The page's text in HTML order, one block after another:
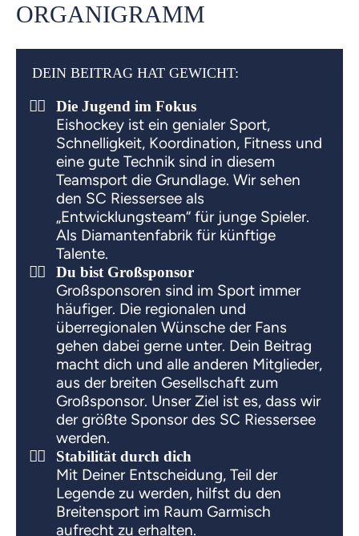
ORGANIGRAMM
DEIN BEITRAG HAT GEWICHT:
Die Jugend im Fokus
Eishockey ist ein genialer Sport,
Schnelligkeit, Koordination, Fitness und
eine gute Technik sind in diesem
Teamsport die Grundlage. Wir sehen
den SC Riessersee als
„Entwicklungsteam“ für junge Spieler.
Als Diamantenfabrik für künftige
Talente.
Du bist Großsponsor
Großsponsoren sind im Sport immer
häufiger. Die regionalen und
überregionalen Wünsche der Fans
gehen dabei gerne unter. Dein Beitrag
macht dich und alle anderen Mitglieder,
aus der breiten Gesellschaft zum
Großsponsor. Unser Ziel ist es, dass wir
der größte Sponsor des SC Riessersee
werden.
Stabilität durch dich
Mit Deiner Entscheidung, Teil der
Legende zu werden, hilfst du den
Breitensport im Raum Garmisch
aufrecht zu erhalten.